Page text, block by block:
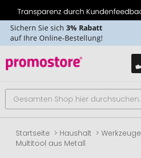
Sichern Sie sich 3% Rabatt
auf Ihre Online-Bestellung!
Startseite Haushalt Werkzeuge
Multitool aus Metall